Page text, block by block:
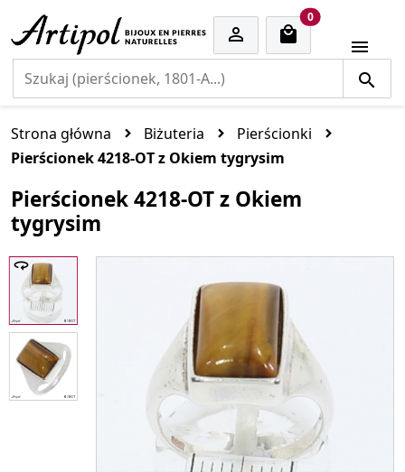

0cart items

Strona główna Biżuteria
Pierścionki
Pierścionek 4218-OT z Okiem tygrysim
Pierścionek 4218-OT z Okiem
tygrysim